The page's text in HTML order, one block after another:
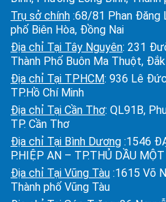
Trụ sở chính :68/81 Phan Đăng
phố Biên Hòa, Đồng Nai
Địa chỉ Tại Tây Nguyên: 231
Thành Phố Buôn Ma Thuột,
Địa chỉ Tại TPHCM: 936 Lê
TP.Hồ Chí Minh
Địa chỉ Tại Cần Thơ: QL91B,
TP. Cần Thơ
Địa chỉ Tại Bình Dương :1546
P.HIỆP AN – TP.THỦ DẦU
Địa chỉ Tại Vũng Tàu :1615 Võ
Thành phố Vũng Tàu